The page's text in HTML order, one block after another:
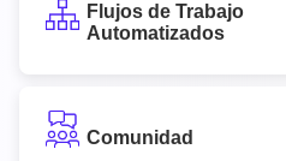
Flujos de Trabajo
Automatizados
Comunidad